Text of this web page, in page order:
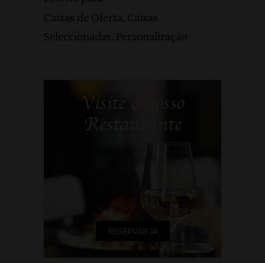
Caixas de Oferta, Caixas
Seleccionadas, Personalização